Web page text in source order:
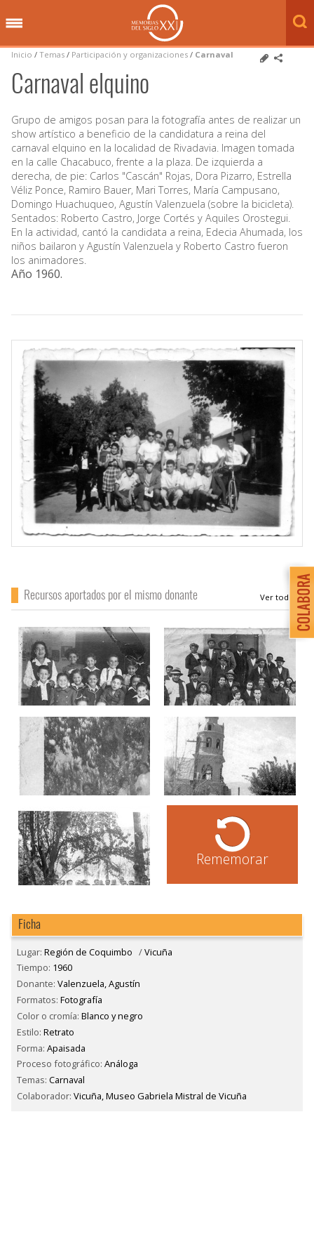
Inicio / Temas / Participación y organizaciones / Carnaval
Carnaval elquino
Grupo de amigos posan para la fotografía antes de realizar un
show artístico a beneficio de la candidatura a reina del
carnaval elquino en la localidad de Rivadavia. Imagen tomada
en la calle Chacabuco, frente a la plaza. De izquierda a
derecha, de pie: Carlos "Cascán" Rojas, Dora Pizarro, Estrella
Véliz Ponce, Ramiro Bauer, Mari Torres, María Campusano,
Domingo Huachuqueo, Agustín Valenzuela (sobre la bicicleta).
Sentados: Roberto Castro, Jorge Cortés y Aquiles Orostegui.
En la actividad, cantó la candidata a reina, Edecia Ahumada, los
niños bailaron y Agustín Valenzuela y Roberto Castro fueron
los animadores.
Año 1960.
Recursos aportados por el mismo donante
Rememorar
Ficha
Lugar: Región de Coquimbo /Vicuña
Tiempo: 1960
Donante: Valenzuela, Agustín
Formatos: Fotografía
Color o cromía: Blanco y negro
Estilo: Retrato
Forma: Apaisada
Proceso fotográfico: Análoga
Temas: Carnaval
Colaborador: Vicuña, Museo Gabriela Mistral de Vicuña